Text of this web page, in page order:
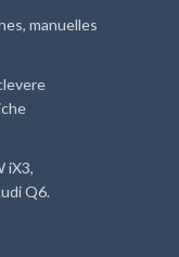
manuelles
iX3,
Q6.